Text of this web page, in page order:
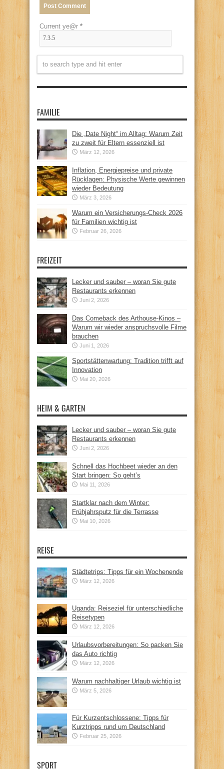
Current ye@r *
FAMILIE
Die „Date Night“ im Alltag: Warum Zeit
zu zweit für Eltern essenziell ist
März 12, 2026
Inflation, Energiepreise und private
Rücklagen: Physische Werte gewinnen
wieder Bedeutung
März 3, 2026
Warum ein Versicherungs-Check 2026
für Familien wichtig ist
Februar 26, 2026
FREIZEIT
Lecker und sauber – woran Sie gute
Restaurants erkennen
Juni 2, 2026
Das Comeback des Arthouse-Kinos –
Warum wir wieder anspruchsvolle Filme
brauchen
Juni 1, 2026
Sportstättenwartung: Tradition trifft auf
Innovation
Mai 20, 2026
HEIM & GARTEN
Lecker und sauber – woran Sie gute
Restaurants erkennen
Juni 2, 2026
Schnell das Hochbeet wieder an den
Start bringen: So geht’s
Mai 11, 2026
Startklar nach dem Winter:
Frühjahrsputz für die Terrasse
Mai 10, 2026
REISE
Städtetrips: Tipps für ein Wochenende
März 12, 2026
Uganda: Reiseziel für unterschiedliche
Reisetypen
März 12, 2026
Urlaubsvorbereitungen: So packen Sie
das Auto richtig
März 12, 2026
Warum nachhaltiger Urlaub wichtig ist
März 5, 2026
Für Kurzentschlossene: Tipps für
Kurztripps rund um Deutschland
Februar 25, 2026
SPORT